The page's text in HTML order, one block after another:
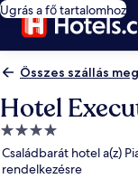
Ugrás a fő tartalomhoz
Összes szállás
Hotel
4.0
csillagos
szálláshely
Családbarát hotel a(z)
rendelkezésre